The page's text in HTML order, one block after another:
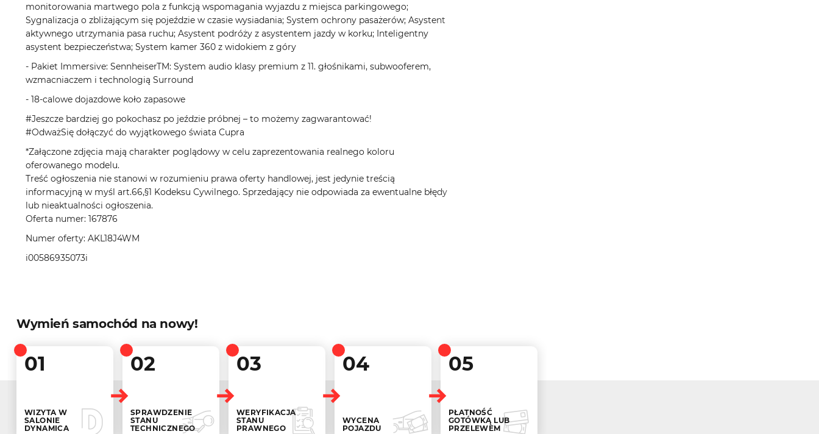
monitorowania martwego pola z funkcją wspomagania wyjazdu z miejsca parkingowego;
Sygnalizacja o zbliżającym się pojeździe w czasie wysiadania; System ochrony pasażerów; Asystent
aktywnego utrzymania pasa ruchu; Asystent podróży z asystentem jazdy w korku; Inteligentny
asystent bezpieczeństwa; System kamer 360 z widokiem z góry
- Pakiet Immersive: SennheiserTM: System audio klasy premium z 11. głośnikami, subwooferem,
wzmacniaczem i technologią Surround
- 18-calowe dojazdowe koło zapasowe
#Jeszcze bardziej go pokochasz po jeździe próbnej – to możemy zagwarantować!
#OdważSię dołączyć do wyjątkowego świata Cupra
*Załączone zdjęcia mają charakter poglądowy w celu zaprezentowania realnego koloru
oferowanego modelu.
Treść ogłoszenia nie stanowi w rozumieniu prawa oferty handlowej, jest jedynie treścią
informacyjną w myśl art.66,§1 Kodeksu Cywilnego. Sprzedający nie odpowiada za ewentualne błędy
lub nieaktualności ogłoszenia.
Oferta numer: 167876
Numer oferty: AKL18J4WM
i00586935073i
Wymień samochód na nowy!
01
WIZYTA W
SALONIE
DYNAMICA
02
SPRAWDZENIE
STANU
TECHNICZNEGO
03
WERYFIKACJA
STANU
PRAWNEGO
04
WYCENA
POJAZDU
05
PŁATNOŚĆ
GOTÓWKĄ LUB
PRZELEWEM